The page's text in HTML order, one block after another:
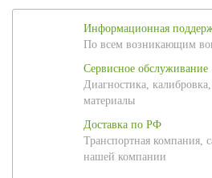
Информационная
По всем возникающим
Сервисное обслуживание
Диагностика,
материалы
Доставка по РФ
Транспортная компания,
нашей компании